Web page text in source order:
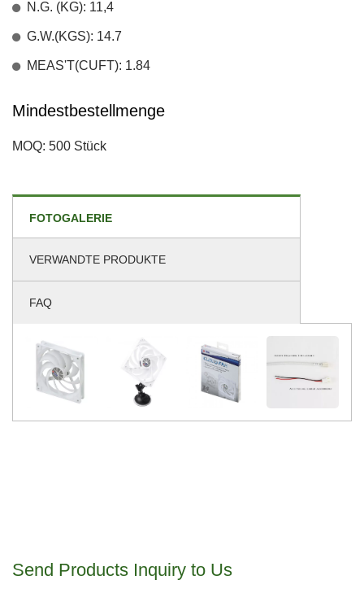
N.G. (KG): 11,4
G.W.(KGS): 14.7
MEAS'T(CUFT): 1.84
Mindestbestellmenge
MOQ: 500 Stück
FOTOGALERIE
VERWANDTE PRODUKTE
FAQ